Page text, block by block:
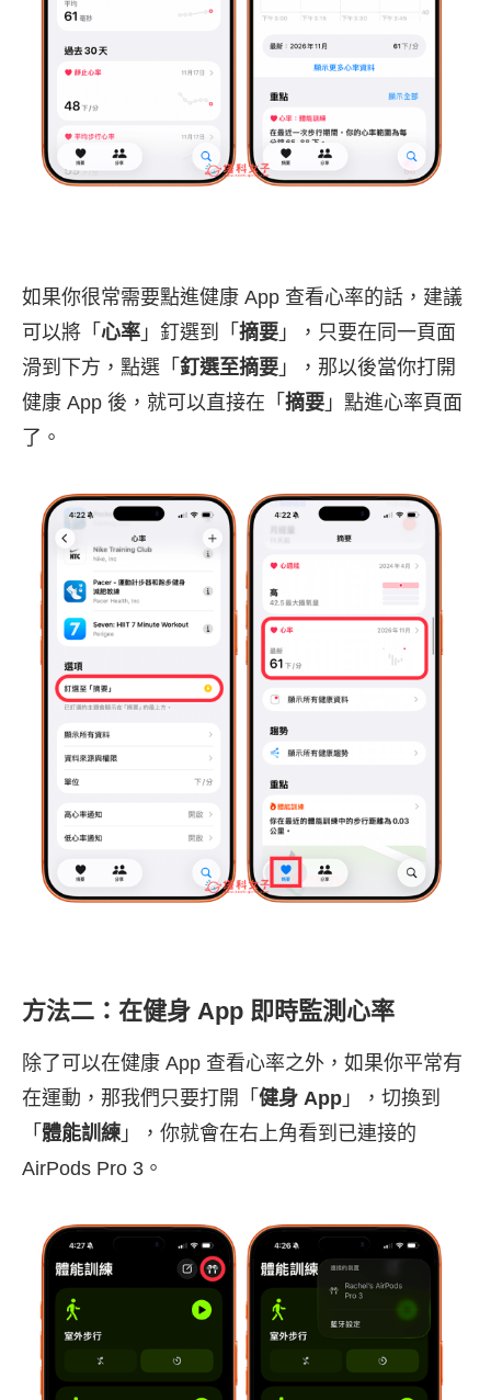
如果你很常需要點進健康 App 查看心率的話，建議
可以將「 心率 」釘選到「 摘要 」，只要在同一頁面
滑到下方，點選「 釘選至摘要 」，那以後當你打開
健康 App 後，就可以直接在「 摘要 」點進心率頁面
了。
方法二：在健身 App 即時監測心率
除了可以在健康 App 查看心率之外，如果你平常有
在運動，那我們只要打開「 健身 App 」，切換到
「 體能訓練 」，你就會在右上角看到已連接的
AirPods Pro 3。